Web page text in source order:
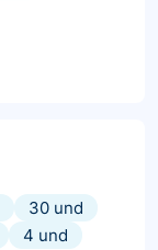
30 und
4 und